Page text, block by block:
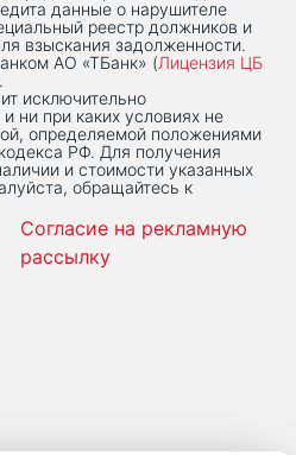
данные о нарушителе
реестр должников и
взыскания задолженности.
АО «ТБанк» (Лицензия ЦБ
исключительно
ни при каких условиях не
определяемой положениями
РФ. Для получения
и стоимости указанных
обращайтесь к
Согласие на рекламную
рассылку